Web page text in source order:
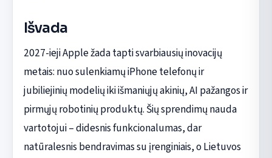
Išvada
2027-ieji Apple žada tapti svarbiausių inovacijų
metais: nuo sulenkiamų iPhone telefonų ir
jubiliejinių modelių iki išmaniųjų akinių, AI pažangos ir
pirmųjų robotinių produktų. Šių sprendimų nauda
vartotojui – didesnis funkcionalumas, dar
natūralesnis bendravimas su įrenginiais, o Lietuvos